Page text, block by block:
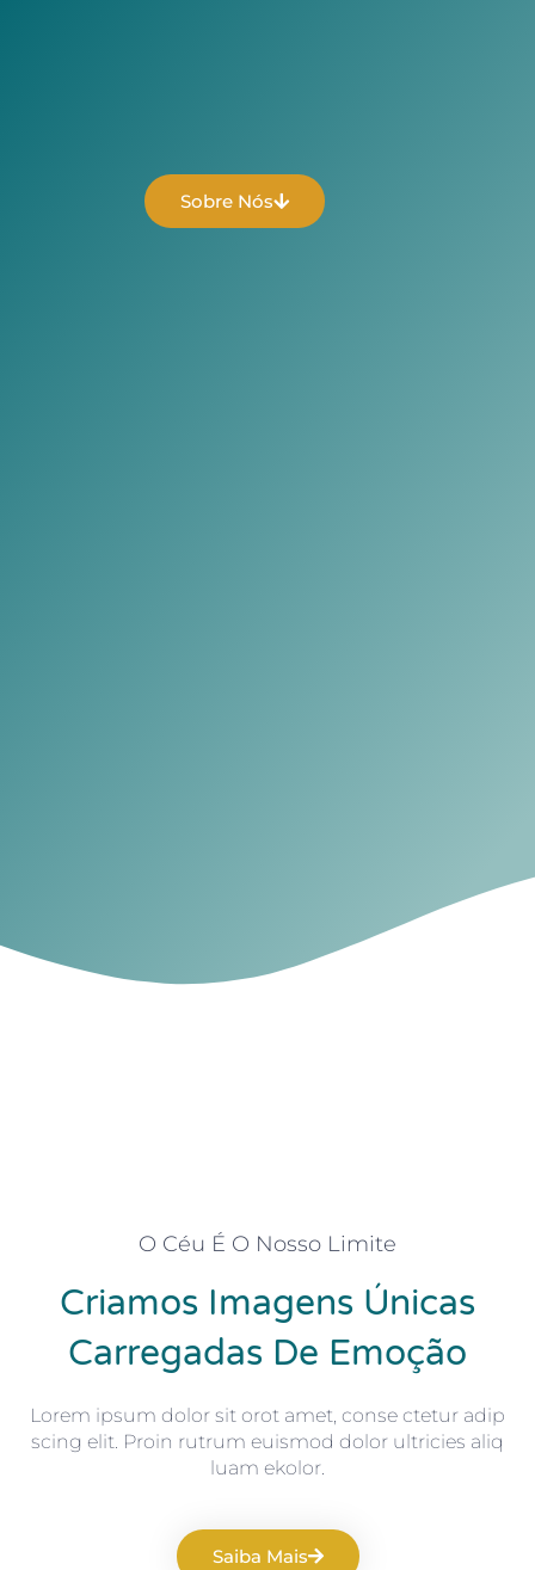
Sobre Nós
O Céu É O Nosso Limite
Criamos Imagens Únicas
Carregadas De Emoção
Lorem ipsum dolor sit orot amet, conse ctetur adip
scing elit. Proin rutrum euismod dolor ultricies aliq
luam ekolor.
Saiba Mais